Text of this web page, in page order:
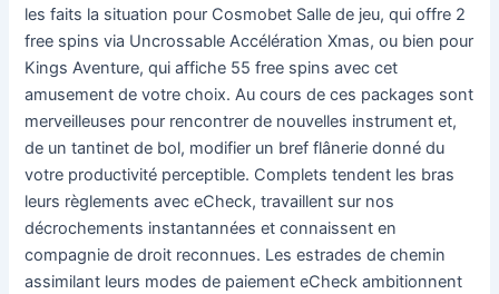
les faits la situation pour Cosmobet Salle de jeu, qui offre 2
free spins via Uncrossable Accélération Xmas, ou bien pour
Kings Aventure, qui affiche 55 free spins avec cet
amusement de votre choix. Au cours de ces packages sont
merveilleuses pour rencontrer de nouvelles instrument et,
de un tantinet de bol, modifier un bref flânerie donné du
votre productivité perceptible. Complets tendent les bras
leurs règlements avec eCheck, travaillent sur nos
décrochements instantannées et connaissent en
compagnie de droit reconnues. Les estrades de chemin
assimilant leurs modes de paiement eCheck ambitionnent